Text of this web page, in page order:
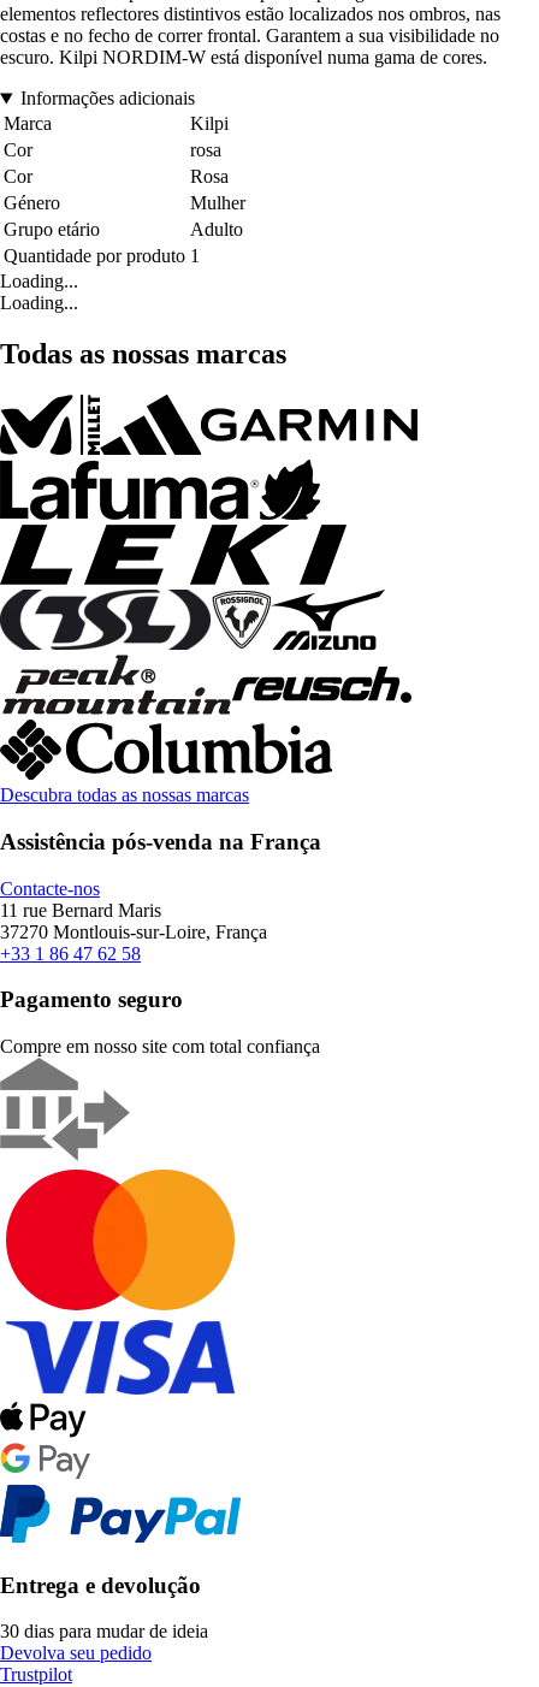
elementos reflectores distintivos estão localizados nos ombros, nas
costas e no fecho de correr frontal. Garantem a sua visibilidade no
escuro. Kilpi NORDIM-W está disponível numa gama de cores.
Informações adicionais
Marca
Kilpi
Cor
rosa
Cor
Rosa
Género
Mulher
Grupo etário
Adulto
Quantidade por produto 1
Loading...
Loading...
Todas as nossas marcas
Descubra todas as nossas marcas
Assistência pós-venda na França
Contacte-nos
11 rue Bernard Maris
37270 Montlouis-sur-Loire, França
+33 1 86 47 62 58
Pagamento seguro
Compre em nosso site com total confiança
Entrega e devolução
30 dias para mudar de ideia
Devolva seu pedido
Trustpilot